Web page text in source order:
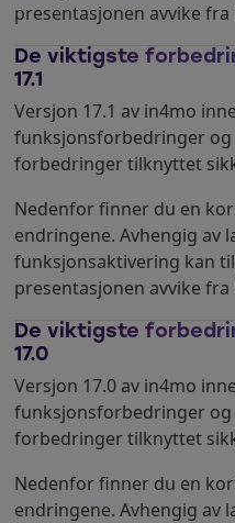
presentasjonen avvike fra
De viktigste
17.1
Versjon 17.1 av in4mo
funksjonsforbedringer
forbedringer tilknyttet
Nedenfor finner du en
endringene. Avhengig av
funksjonsaktivering kan
presentasjonen avvike fra
De viktigste
17.0
Versjon 17.0 av in4mo
funksjonsforbedringer
forbedringer tilknyttet
Nedenfor finner du en
endringene. Avhengig av